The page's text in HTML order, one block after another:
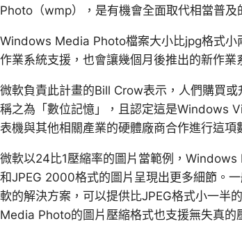
Photo（wmp），是有機會全面取代相當普及
Windows Media Photo檔案大小比jpg格式小
作業系統支援，也會讓幾個月後推出的新作
微軟負責此計畫的Bill Crow表示，人們購買
稱之為「數位記憶」，且認定這是Windows
表機與其他相關產業的硬體廠商合作進行這項
微軟以24比1壓縮率的圖片當範例，
和JPEG 2000格式的圖片呈現出更多細節。
軟的解決方案，可以提供比JPEG格式小一半
Media Photo的圖片壓縮格式也支援無失真的